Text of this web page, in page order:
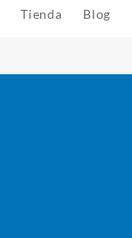
Tienda Blog